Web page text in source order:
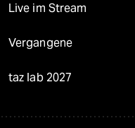
Live im Stream
Vergangene
taz lab 2027